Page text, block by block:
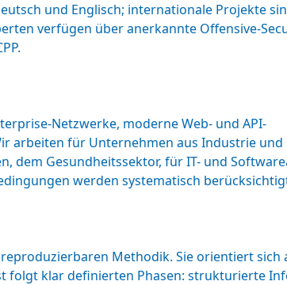
und Englisch; internationale Projekte
verfügen über anerkannte Offensive-
Netzwerke, moderne Web- und API-
arbeiten für Unternehmen aus Industrie und
dem Gesundheitssektor, für IT- und
werden systematisch
Methodik. Sie orientiert sich
folgt klar definierten Phasen: strukturierte